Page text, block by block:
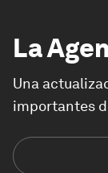
La
Una
importantes